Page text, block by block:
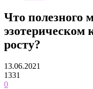
Что полезного
эзотерическом
росту?
13.06.2021
1331
0